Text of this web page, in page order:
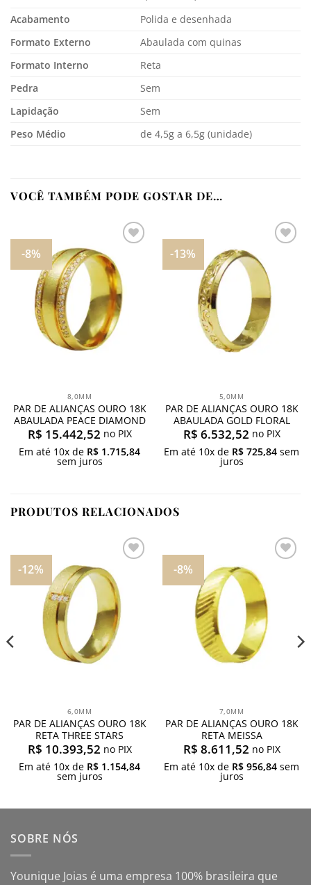
Acabamento
Polida e desenhada
Formato Externo
Abaulada com quinas
Formato Interno
Reta
Pedra
Sem
Lapidação
Sem
Peso Médio
de 4,5g a 6,5g (unidade)
VOCÊ TAMBÉM PODE GOSTAR DE…
-8%
Adicionar
aos
meus
desejos
8,0MM
PAR DE ALIANÇAS OURO 18K
ABAULADA PEACE DIAMOND
R$ 15.442,52 no PIX
Em até 10x de R$ 1.715,84
sem juros
-13%
meus
desejos
5,0MM
PAR DE ALIANÇAS OURO 18K
ABAULADA GOLD FLORAL
R$ 6.532,52 no PIX
Em até 10x de R$ 725,84 sem
juros
PRODUTOS RELACIONADOS
-12%
Adicionar
meus
desejos
6,0MM
PAR DE ALIANÇAS OURO 18K
RETA THREE STARS
R$ 10.393,52 no PIX
Em até 10x de R$ 1.154,84
sem juros
-8%
meus
desejos
7,0MM
PAR DE ALIANÇAS OURO 18K
RETA MEISSA
R$ 8.611,52 no PIX
Em até 10x de R$ 956,84 sem
juros
SOBRE NÓS
Younique Joias é uma empresa 100% brasileira que